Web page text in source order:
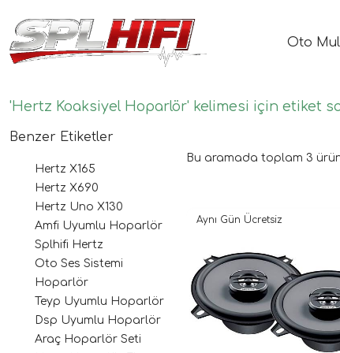
Oto
'Hertz Koaksiyel Hoparlör' kelimesi için etiket
Benzer Etiketler
Hertz X165
Hertz X690
Hertz Uno X130
Amfi Uyumlu Hoparlör
Splhifi Hertz
Oto Ses Sistemi
Hoparlör
Teyp Uyumlu Hoparlör
Dsp Uyumlu Hoparlör
Araç Hoparlör Seti
Bu aramada toplam 3
Aynı Gün Ücretsiz